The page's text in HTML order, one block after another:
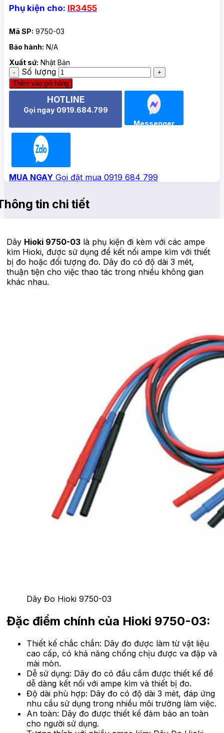
Phụ kiện cho: IR3455
Mã SP: 9750-03
Bảo hành: N/A
Xuất sứ: Nhật Bản
Số lượng
Thêm vào giỏ hàng
HOTLINE
Gọi ngay 0919.684.799
Messenger
MUA NGAY Gọi đặt mua 0919 684 799
tin chi tiết
Dây Hioki 9750-03 là phụ kiện đi kèm với các ampe
kìm Hioki, được sử dụng để kết nối ampe kìm với thiết
bị đo hoặc đối tượng đo. Dây đo có độ dài 3 mét,
thuận tiện cho việc thao tác trong nhiều không gian
khác nhau.
Dây Đo Hioki 9750-03
Đặc điểm chính của Hioki 9750-03:
Thiết kế chắc chắn: Dây đo được làm từ vật liệu
cao cấp, có khả năng chống chịu được va đập và
mài mòn.
Dễ sử dụng: Dây đo có đầu cắm được thiết kế để
dễ dàng kết nối với ampe kìm và thiết bị đo.
Độ dài phù hợp: Dây đo có độ dài 3 mét, đáp ứng
nhu cầu sử dụng trong nhiều môi trường làm việc.
An toàn: Dây đo được thiết kế đảm bảo an toàn
cho người sử dụng.